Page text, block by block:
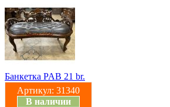
Банкетка PAB 21 br.
Артикул: 31340
В наличии